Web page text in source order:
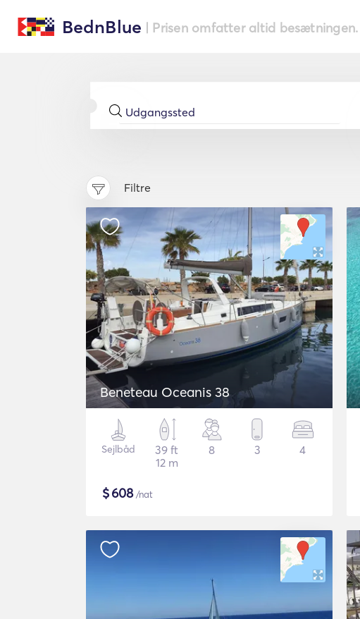
BednBlue | Prisen omfatter altid besætningen.
Filtre
Beneteau Oceanis 38
Sejlbåd
39 ft
12 m
8 3 4
$608/nat